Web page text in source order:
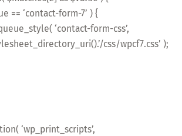
== ‘contact-form-7’ ) {
‘contact-form-css’,
css/wpcf7.css’ );
‘wp_print_scripts’,